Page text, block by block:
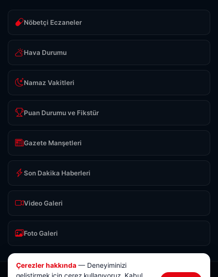
Nöbetçi Eczaneler
Hava Durumu
Namaz Vakitleri
Puan Durumu ve Fikstür
Gazete Manşetleri
Son Dakika Haberleri
Video Galeri
Foto Galeri
© 2026 Anlık Sivas Haber. Tüm hakları saklıdır.
Çerezler hakkında — Deneyiminizi